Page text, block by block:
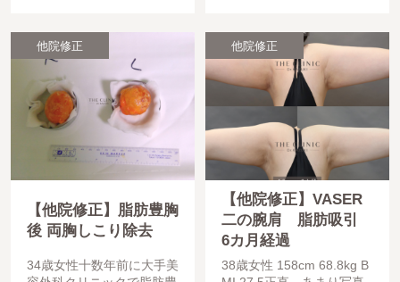
者様の修正症例です。（術
後7か月）脂
前と受けた後(当院エコー)
です。マンモグラフィ
他院修正
【他院修正】脂肪豊胸
後 両胸しこり除去
34歳女性十数年前に大手美
他院修正
【他院修正】VASER
二の腕肩 脂肪吸引
6カ月経過
38歳女性 158cm 68.8kg B